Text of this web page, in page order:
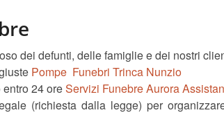
dei defunti, delle famiglie e dei nostri
Pompe Funebri Trinca Nunzio
24 oreServizi Funebre Aurora
(richiesta dalla legge) per